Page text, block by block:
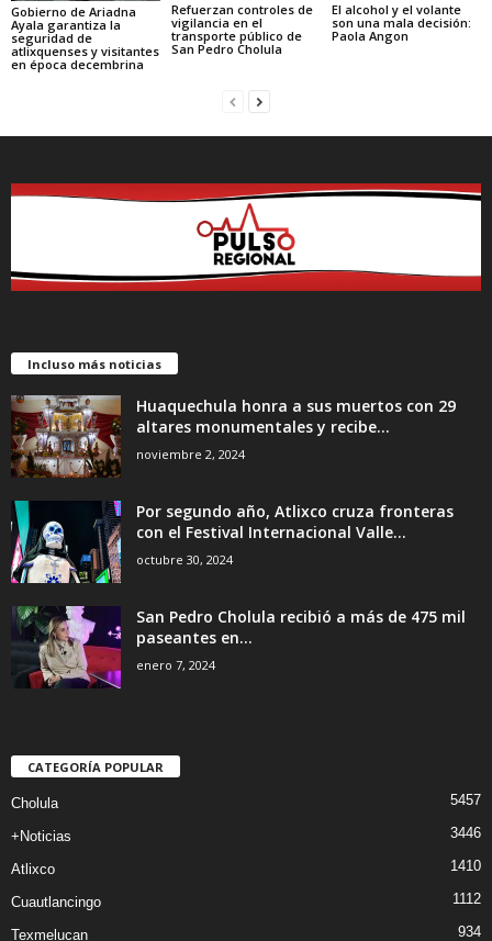
Gobierno de Ariadna
Ayala garantiza la
seguridad de
atlixquenses y visitantes
en época decembrina
Refuerzan controles de
vigilancia en el
transporte público de
San Pedro Cholula
El alcohol y el volante
son una mala decisión:
Paola Angon
Incluso más noticias
Huaquechula honra a sus muertos con 29
altares monumentales y recibe...
noviembre 2, 2024
Por segundo año, Atlixco cruza fronteras
con el Festival Internacional Valle...
octubre 30, 2024
San Pedro Cholula recibió a más de 475 mil
paseantes en...
enero 7, 2024
CATEGORÍA POPULAR
Cholula 5457
+Noticias 3446
Atlixco 1410
Cuautlancingo 1112
Texmelucan 934